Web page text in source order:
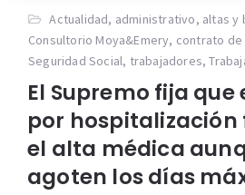
Actualidad, administrativo, altas y
Consultorio Moya&Emery, contrato de
Seguridad Social, trabajadores,
El Supremo fija que
por hospitalización
el alta médica
agoten los días